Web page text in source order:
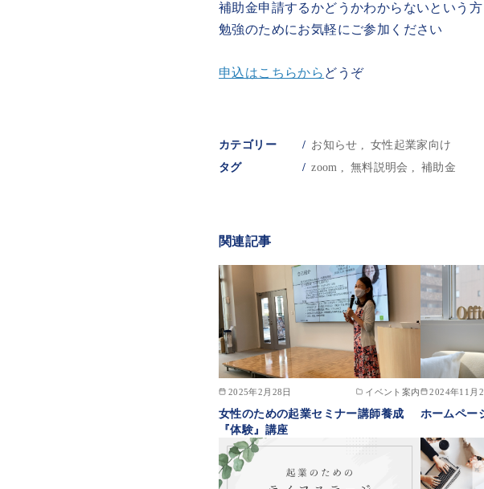
補助金申請するかどうかわからないという方
勉強のためにお気軽にご参加ください
申込はこちらから どうぞ
カテゴリー お知らせ
女性起業家向け
タグ
zoom 無料説明会 補助金
関連記事
2025年2月28日 イベント案内
女性のための起業セミナー講師養成
『体験』講座
2024年11月
ホームペー